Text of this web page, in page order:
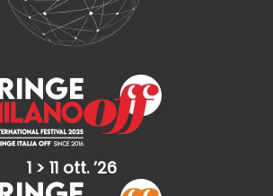
1 > 11 ott. ’26